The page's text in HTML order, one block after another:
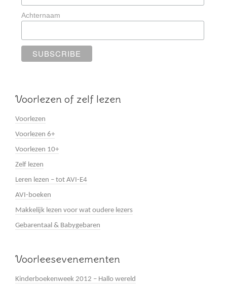
Achternaam
Voorlezen of zelf lezen
Voorlezen
Voorlezen 6+
Voorlezen 10+
Zelf lezen
Leren lezen – tot AVI-E4
AVI-boeken
Makkelijk lezen voor wat oudere lezers
Gebarentaal & Babygebaren
Voorleesevenementen
Kinderboekenweek 2012 – Hallo wereld